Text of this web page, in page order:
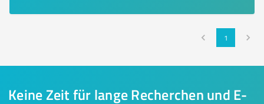
1
Keine Zeit für lange Recherchen und E-